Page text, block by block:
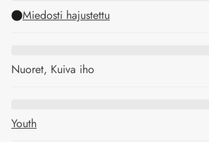
Miedosti hajustettu
Nuoret, Kuiva iho
Youth